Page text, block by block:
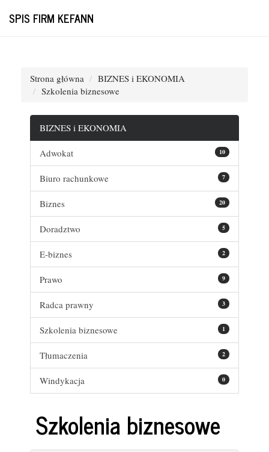
SPIS FIRM KEFANN
Strona główna
BIZNES i EKONOMIA
Szkolenia biznesowe
BIZNES i EKONOMIA
10
Adwokat
7
Biuro rachunkowe
20
Biznes
5
Doradztwo
2
E-biznes
9
Prawo
3
Radca prawny
1
Szkolenia biznesowe
2
Tłumaczenia
0
Windykacja
Szkolenia biznesowe